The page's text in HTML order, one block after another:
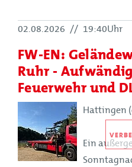
02.08.2026 // 19:40Uhr
FW-EN:
Ruhr -
Feuerwehr und
Hattingen
Ein